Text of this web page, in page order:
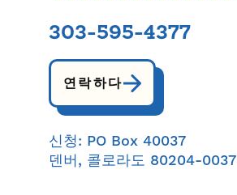
303-595-4377
연락하다
신청: PO Box 40037
덴버, 콜로라도 80204-0037